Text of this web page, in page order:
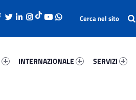
INTERNAZIONALE
SERVIZI